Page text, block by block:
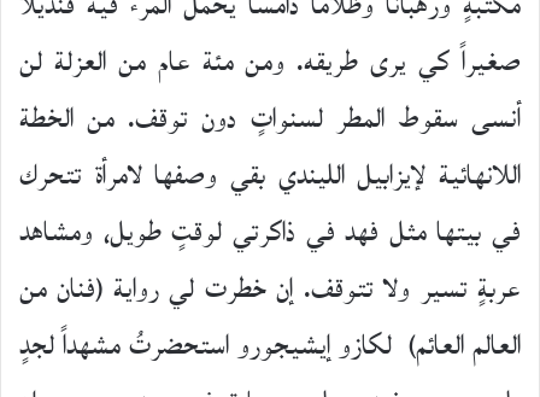
صغيراً كي يرى طريقه. ومن مئة عام من العزلة لن
أنسى سقوط المطر لسنواتٍ دون توقف. من الخطة
اللانهائية لإيزابيل الليندي بقي وصفها لامرأة تتحرك
في بيتها مثل فهد في ذاكرتي لوقتٍ طويل، ومشاهد
عربةٍ تسير ولا تتوقف. إن خطرت لي رواية (فنان من
العالم العائم) لكازو إيشيجورو استحضرتُ مشهداً لجدٍ